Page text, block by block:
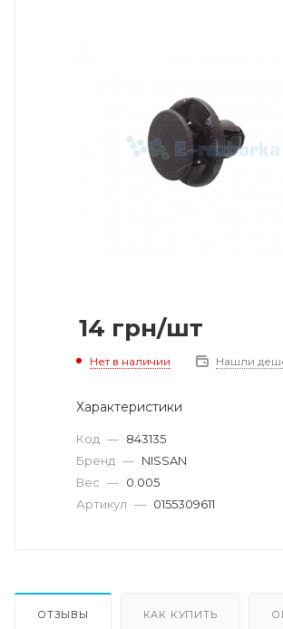
14 грн/шт
Нет в наличии Нашли
Характеристики
Код — 843135
Бренд — NISSAN
Вес — 0.005
Артикул — 0155309611
ОТЗЫВЫ КАК КУПИТЬ